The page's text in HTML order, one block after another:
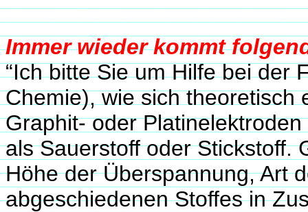
Immer wieder kommt
“Ich bitte Sie um Hilfe bei der
Chemie), wie sich theoretisch
Graphit- oder
als Sauerstoff oder Stickstoff.
Höhe der Überspannung, Art
abgeschiedenen Stoffes in